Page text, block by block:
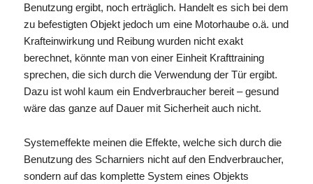
Benutzung ergibt, noch erträglich. Handelt es sich bei dem
zu befestigten Objekt jedoch um eine Motorhaube o.ä. und
Krafteinwirkung und Reibung wurden nicht exakt
berechnet, könnte man von einer Einheit Krafttraining
sprechen, die sich durch die Verwendung der Tür ergibt.
Dazu ist wohl kaum ein Endverbraucher bereit – gesund
wäre das ganze auf Dauer mit Sicherheit auch nicht.
Systemeffekte meinen die Effekte, welche sich durch die
Benutzung des Scharniers nicht auf den Endverbraucher,
sondern auf das komplette System eines Objekts